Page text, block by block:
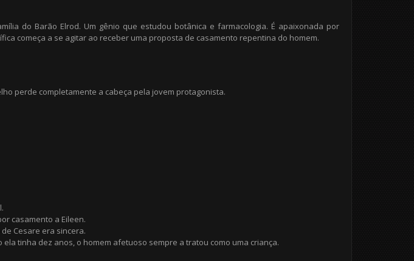
do Barão Elrod. Um gênio que estudou botânica e farmacologia. É apaixonada por
começa a se agitar ao receber uma proposta de casamento repentina do homem.
perde completamente a cabeça pela jovem protagonista.
casamento a Eileen.
Cesare era sincera.
tinha dez anos, o homem afetuoso sempre a tratou como uma criança.